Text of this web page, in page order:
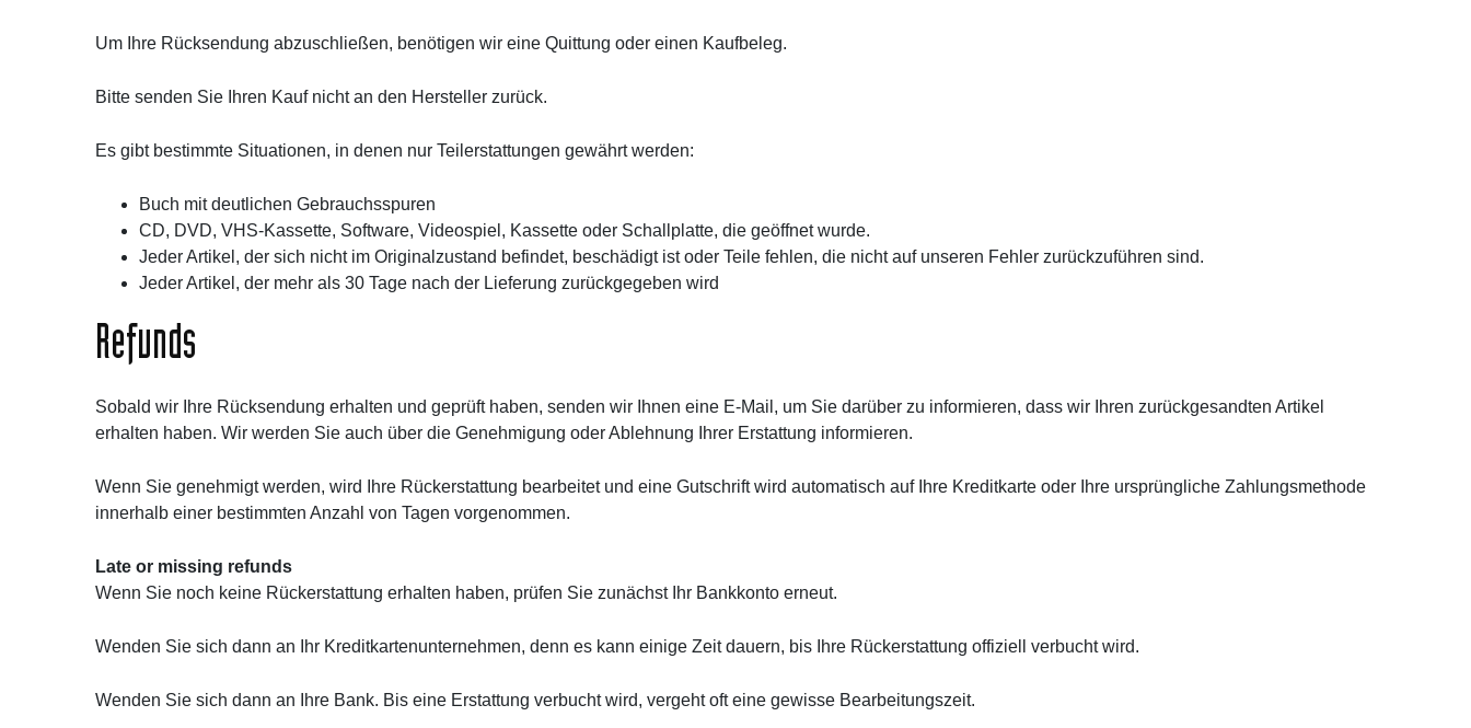
Um Ihre Rücksendung abzuschließen, benötigen wir eine Quittung oder einen Kaufbeleg.
Bitte senden Sie Ihren Kauf nicht an den Hersteller zurück.
Es gibt bestimmte Situationen, in denen nur Teilerstattungen gewährt werden:
Buch mit deutlichen Gebrauchsspuren
CD, DVD, VHS-Kassette, Software, Videospiel, Kassette oder Schallplatte, die geöffnet wurde.
Jeder Artikel, der sich nicht im Originalzustand befindet, beschädigt ist oder Teile fehlen, die nicht auf unseren Fehler zurückzuführen sind.
Jeder Artikel, der mehr als 30 Tage nach der Lieferung zurückgegeben wird
Refunds
Sobald wir Ihre Rücksendung erhalten und geprüft haben, senden wir Ihnen eine E-Mail, um Sie darüber zu informieren, dass wir Ihren zurückgesandten Artikel
erhalten haben. Wir werden Sie auch über die Genehmigung oder Ablehnung Ihrer Erstattung informieren.
Wenn Sie genehmigt werden, wird Ihre Rückerstattung bearbeitet und eine Gutschrift wird automatisch auf Ihre Kreditkarte oder Ihre ursprüngliche Zahlungsmethode
innerhalb einer bestimmten Anzahl von Tagen vorgenommen.
Late or missing refunds
Wenn Sie noch keine Rückerstattung erhalten haben, prüfen Sie zunächst Ihr Bankkonto erneut.
Wenden Sie sich dann an Ihr Kreditkartenunternehmen, denn es kann einige Zeit dauern, bis Ihre Rückerstattung offiziell verbucht wird.
Wenden Sie sich dann an Ihre Bank. Bis eine Erstattung verbucht wird, vergeht oft eine gewisse Bearbeitungszeit.